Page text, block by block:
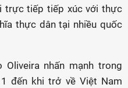
trực tiếp tiếp xúc với thực
thực dân tại nhiều quốc
nhấn mạnh trong
đến khi trở về Việt Nam